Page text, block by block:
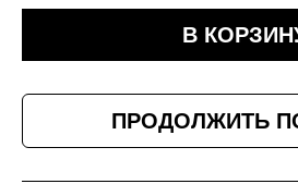
В
ПРОДОЛЖИТЬ